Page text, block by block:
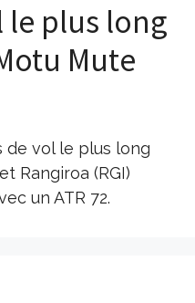
le plus long
Mute
vol le plus long
Rangiroa (RGI)
un ATR 72.